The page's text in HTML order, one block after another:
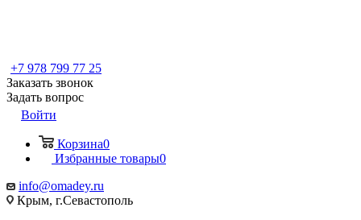
+7 978 799 77 25
Заказать звонок
Задать вопрос
Войти
Корзина0
Избранные товары0
info@omadey.ru
Крым, г.Севастополь